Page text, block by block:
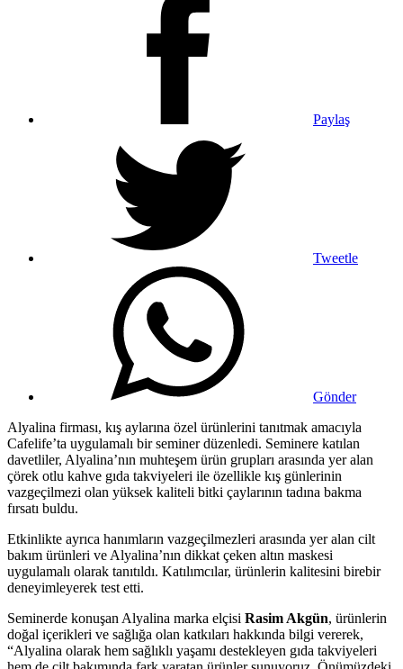
Paylaş
Tweetle
Gönder
Alyalina firması, kış aylarına özel ürünlerini tanıtmak amacıyla
Cafelife’ta uygulamalı bir seminer düzenledi. Seminere katılan
davetliler, Alyalina’nın muhteşem ürün grupları arasında yer alan
çörek otlu kahve gıda takviyeleri ile özellikle kış günlerinin
vazgeçilmezi olan yüksek kaliteli bitki çaylarının tadına bakma
fırsatı buldu.
Etkinlikte ayrıca hanımların vazgeçilmezleri arasında yer alan cilt
bakım ürünleri ve Alyalina’nın dikkat çeken altın maskesi
uygulamalı olarak tanıtıldı. Katılımcılar, ürünlerin kalitesini birebir
deneyimleyerek test etti.
Seminerde konuşan Alyalina marka elçisi Rasim Akgün, ürünlerin
doğal içerikleri ve sağlığa olan katkıları hakkında bilgi vererek,
“Alyalina olarak hem sağlıklı yaşamı destekleyen gıda takviyeleri